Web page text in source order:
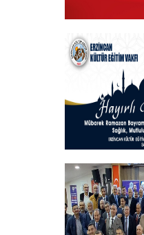
19 MAYIS 2025
Hayırlı Bayramlar